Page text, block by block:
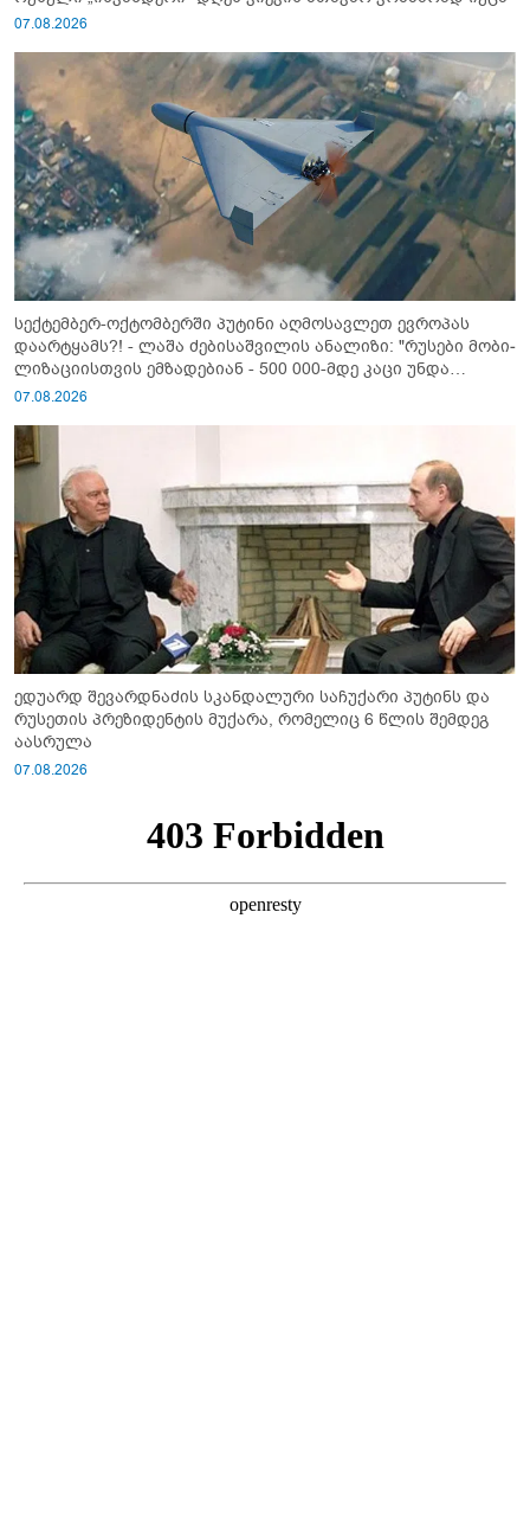
07.08.2026
სექტემბერ-ოქტომბერში პუტინი აღმოსავლეთ ევროპას
დაარტყამს?! - ლაშა ძებისაშვილის ანალიზი: "რუსები მობი­
ლიზაციისთვის ემზადებიან - 500 000-მდე კაცი უნდა
გაიწვიონ ომში"
07.08.2026
ედუარდ შევარდნაძის სკანდალური საჩუქარი პუტინს და
რუსეთის პრეზიდენტის მუქარა, რომელიც 6 წლის შემდეგ
აასრულა
07.08.2026